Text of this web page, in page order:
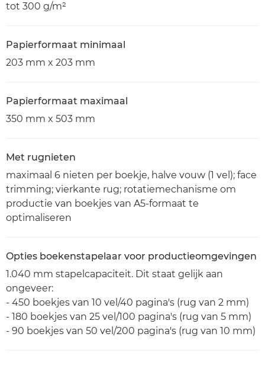
tot 300 g/m²
Papierformaat minimaal
203 mm x 203 mm
Papierformaat maximaal
350 mm x 503 mm
Met rugnieten
maximaal 6 nieten per boekje, halve vouw (1 vel); face
trimming; vierkante rug; rotatiemechanisme om
productie van boekjes van A5-formaat te
optimaliseren
Opties boekenstapelaar voor productieomgevingen
1.040 mm stapelcapaciteit. Dit staat gelijk aan
ongeveer:
- 450 boekjes van 10 vel/40 pagina's (rug van 2 mm)
- 180 boekjes van 25 vel/100 pagina's (rug van 5 mm)
- 90 boekjes van 50 vel/200 pagina's (rug van 10 mm)